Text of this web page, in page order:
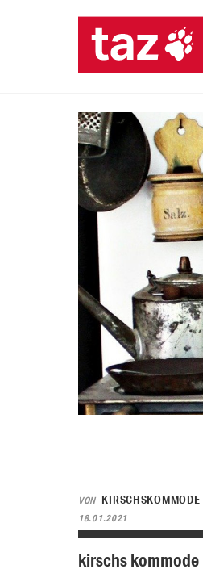
VON KIRSCHSKOMMODE
18.01.2021
kirschs kommode